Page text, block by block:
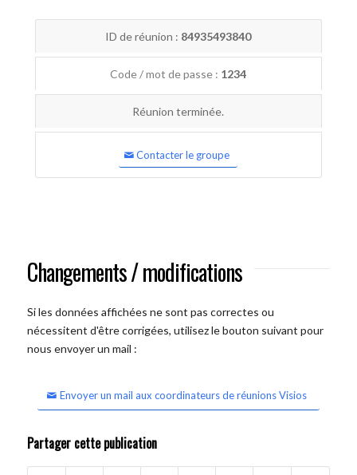
ID de réunion : 84935493840
Code / mot de passe : 1234
Réunion terminée.
Contacter le groupe
Changements / modifications
Si les données affichées ne sont pas correctes ou
nécessitent d'être corrigées, utilisez le bouton suivant pour
nous envoyer un mail :
Envoyer un mail aux coordinateurs de réunions Visios
Partager cette publication